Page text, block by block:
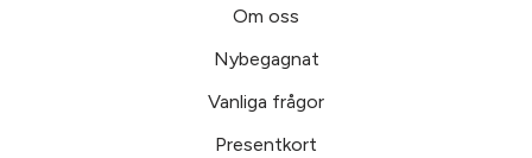
Om oss
Nybegagnat
Vanliga frågor
Presentkort